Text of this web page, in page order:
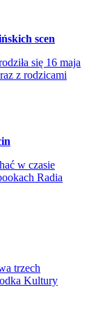
scen
się 16 maja
z rodzicami
w czasie
Radia
trzech
Kultury